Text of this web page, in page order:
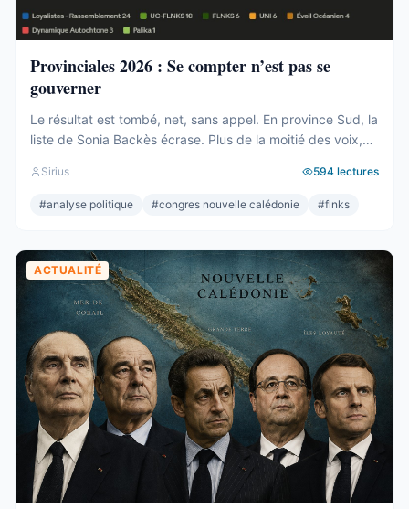
Provinciales 2026 : Se compter n’est pas se
gouverner
Le résultat est tombé, net, sans appel. En province Sud, la
liste de Sonia Backès écrase. Plus de la moitié des voix,
pulvérisée, le centre rayé de la carte. On parlera de raz-
de-marée, et le mot, pour une fois, ne sera pas exagéré.
Sirius 594 lectures
#analyse politique #congres nouvelle calédonie #flnks
ACTUALITÉ